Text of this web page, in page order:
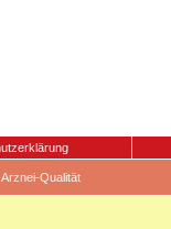
Arznei-Qualität